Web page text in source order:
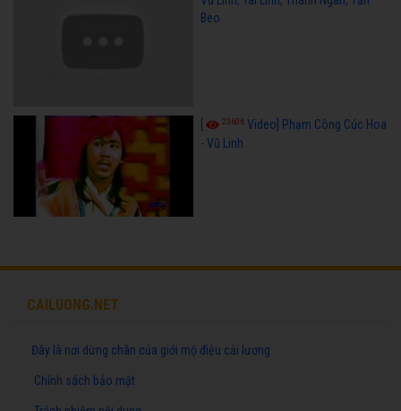
Beo
23606 Video] Phạm Công Cúc Hoa
- Vũ Linh
CAILUONG.NET
Đây là nơi dừng chân của giới mộ điệu cải lương
Chính sách bảo mật